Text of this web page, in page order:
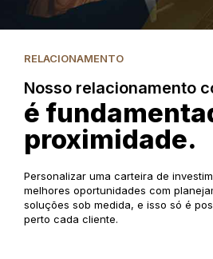
RELACIONAMENTO
Nosso relacionamento
é
proximidade.
Personalizar uma carteira de
melhores oportunidades com
soluções sob medida, e isso só é
perto cada cliente.